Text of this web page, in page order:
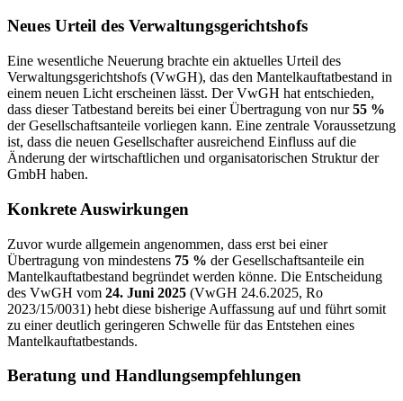
Neues Urteil des Verwaltungsgerichtshofs
Eine wesentliche Neuerung brachte ein aktuelles Urteil des
Verwaltungsgerichtshofs (VwGH), das den Mantelkauftatbestand in
einem neuen Licht erscheinen lässt. Der VwGH hat entschieden,
dass dieser Tatbestand bereits bei einer Übertragung von nur55 %
der Gesellschaftsanteile vorliegen kann. Eine zentrale Voraussetzung
ist, dass die neuen Gesellschafter ausreichend Einfluss auf die
Änderung der wirtschaftlichen und organisatorischen Struktur der
GmbH haben.
Konkrete Auswirkungen
Zuvor wurde allgemein angenommen, dass erst bei einer
Übertragung von mindestens 75 % der Gesellschaftsanteile ein
Mantelkauftatbestand begründet werden könne. Die Entscheidung
des VwGH vom 24. Juni 2025 (VwGH 24.6.2025, Ro
2023/15/0031) hebt diese bisherige Auffassung auf und führt somit
zu einer deutlich geringeren Schwelle für das Entstehen eines
Mantelkauftatbestands.
Beratung und Handlungsempfehlungen